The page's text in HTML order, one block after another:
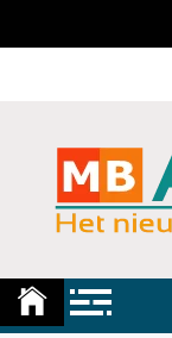
e
t